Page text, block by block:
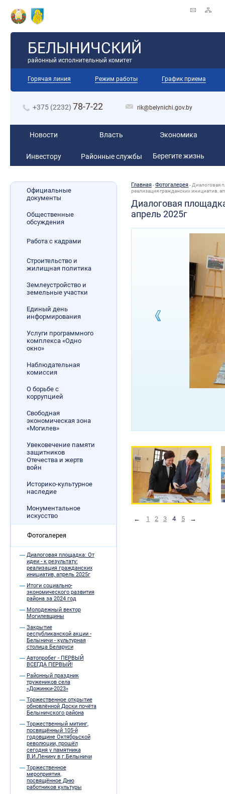
БЕЛЫНИЧСКИЙ
районный исполнительный комитет
Горячая линия Режим работы График приема
+375 (2232) 78-7-22 rik@belynichi.gov.by
Новости Власть Экономика
Инвестору Районные службы Берегите жизнь
Официальные
документы
Общественные
обсуждения
Работа с кадрами
Строительство и
жилищная политика
Землеустройство и
земельные участки
Единый день
информирования
Услуги программного
комплекса «Одно
окно»
Наблюдательная
комиссия
О борьбе с
коррупцией
Свободная
экономическая зона
«Могилев»
Увековечение памяти
защитников
Отечества и жертв
войн
Историко-культурное
наследие
Монументальное
искусство
Фотогалерея
Диалоговая площадка: От
идеи - к результату:
реализация гражданских
инициатив, апрель 2025г
Итоги социально-
экономического развития
района за 2024 год
Молодежный вектор
Могилевщины
Закрытие
республиканской акции -
Белыничи - культурная
столица Беларуси
Автопробег - ПЕРВЫЙ
ВСЕГДА ПЕРВЫЙ!
Районный праздник
тружеников села
«Дожинки-2023»
Торжественное открытие
обновлённой Доски почёта
Белыничского района
Торжественный митинг,
посвящённый 105-й
годовщине Октябрьской
революции, прошёл
сегодня у памятника
В.И.Ленину в г.Белыничи
Торжественное
мероприятия,
посвящённое Дню
работников культуры
Главная-Фотогалерея- Диалоговая
реализация гражданских инициатив,
Диалоговая
апрель 2025г
← 1 2 3 4 5 →